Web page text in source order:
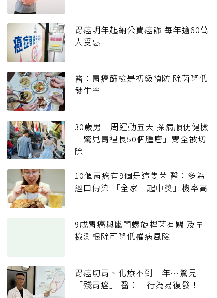
胃癌明年起納公費癌篩 每年逾60萬
人受惠
醫：胃癌篩檢是初級預防 除菌降低
發生率
30歲男一周運動五天 探病順便健檢
「驚見胃裡長50個腫瘤」胃全被切
除
10個胃癌有9個是這隻菌 醫：多為
經口傳染 「全家一起中獎」機率高
9成胃癌與幽門螺旋桿菌有關 及早
檢測根除可降低罹病風險
胃癌切胃、化療不到一年…驚見
「殘胃癌」 醫：一行為易復發！